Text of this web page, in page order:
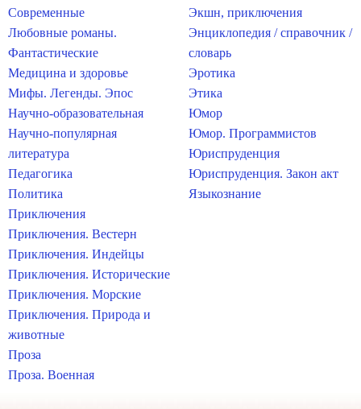
Современные
Любовные романы.
Фантастические
Медицина и здоровье
Мифы. Легенды. Эпос
Научно-образовательная
Научно-популярная
литература
Педагогика
Политика
Приключения
Приключения. Вестерн
Приключения. Индейцы
Приключения. Исторические
Приключения. Морские
Приключения. Природа и
животные
Проза
Проза. Военная
Экшн, приключения
Энциклопедия / справочник /
словарь
Эротика
Этика
Юмор
Юмор. Программистов
Юриспруденция
Юриспруденция. Закон акт
Языкознание